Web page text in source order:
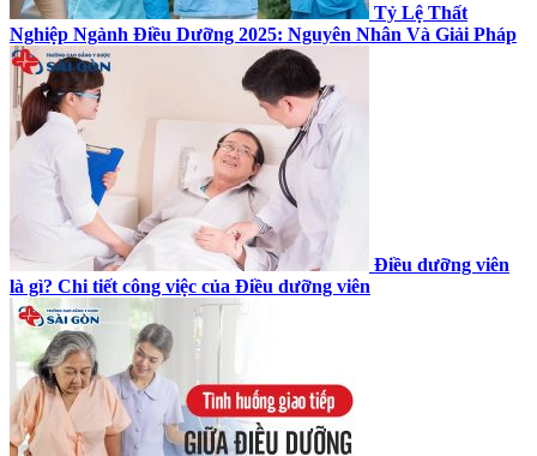
Tỷ Lệ Thất
Nghiệp Ngành Điều Dưỡng 2025: Nguyên Nhân Và Giải Pháp
Điều dưỡng viên
là gì? Chi tiết công việc của Điều dưỡng viên